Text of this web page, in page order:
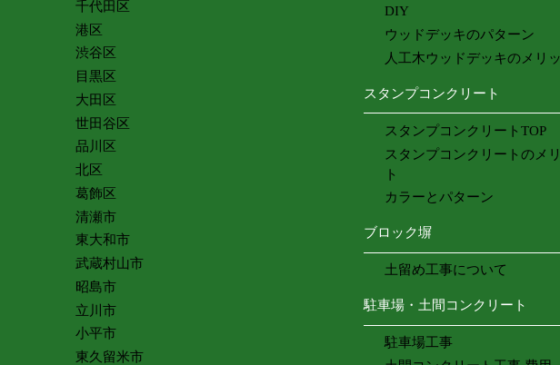
千代田区
港区
渋谷区
目黒区
大田区
世田谷区
品川区
北区
葛飾区
清瀬市
東大和市
武蔵村山市
昭島市
立川市
小平市
東久留米市
DIY
ウッドデッキのパターン
人工木ウッドデッキのメリ
スタンプコンクリート
スタンプコンクリートTOP
スタンプコンクリートのメ
ト
カラーとパターン
ブロック塀
土留め工事について
駐車場・土間コンクリート
駐車場工事